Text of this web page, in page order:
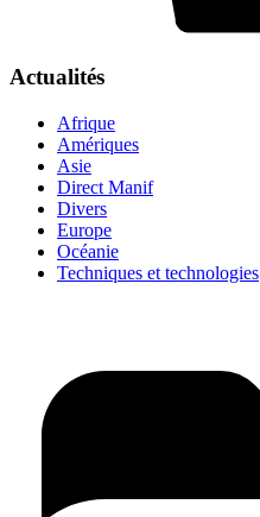
Actualités
Afrique
Amériques
Asie
Direct Manif
Divers
Europe
Océanie
Techniques et technologies